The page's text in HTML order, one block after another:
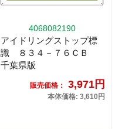
4068082190
アイドリングストップ標
識 ８３４－７６ＣＢ
千葉県版
販売価格： 3,971円
本体価格: 3,610円